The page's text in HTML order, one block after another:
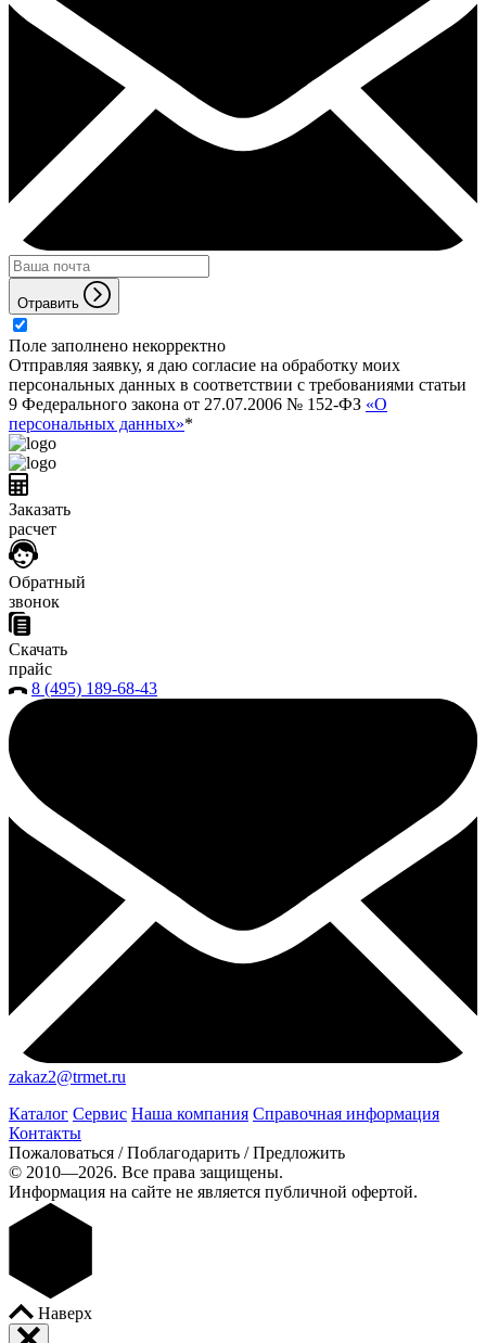
Отравить
Поле заполнено некорректно
Отправляя заявку, я даю согласие на обработку моих
персональных данных в соответствии с требованиями статьи
9 Федерального закона от 27.07.2006 № 152-ФЗ «О
персональных данных»*
Заказать
расчет
Обратный
звонок
Скачать
прайс
8 (495) 189-68-43
zakaz2@trmet.ru
Каталог Сервис Наша компания Справочная информация
Контакты
Пожаловаться / Поблагодарить / Предложить
© 2010—2026. Все права защищены.
Информация на сайте не является публичной офертой.
Наверх